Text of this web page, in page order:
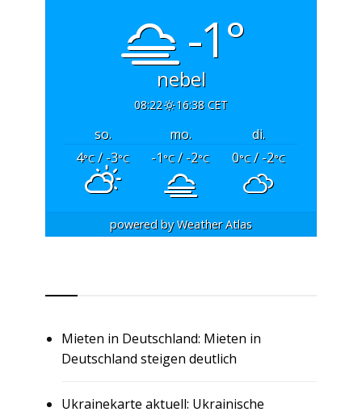
-1°
nebel
08:22 16:38 CET
so. mo.
di.
4°C/ -3°C -1°C/ -2°C 0°C/ -2°C
powered byWeather Atlas
Mieten in Deutschland: Mieten in
Deutschland steigen deutlich
Ukrainekarte aktuell: Ukrainische